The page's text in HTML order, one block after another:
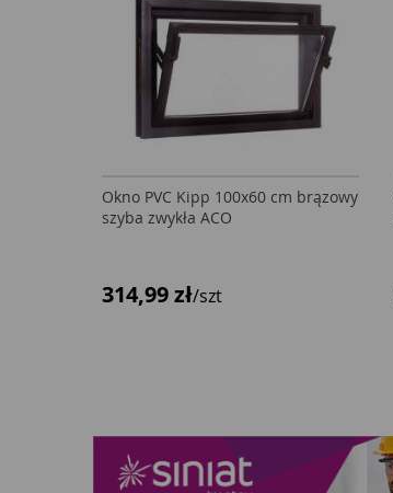
Okno PVC Kipp 100x60 cm brązowy
szyba zwykła ACO
314,99 zł/szt